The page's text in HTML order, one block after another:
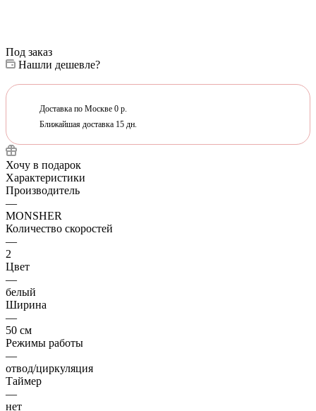
Под заказ
Нашли дешевле?
Доставка по Москве 0 р.
Ближайшая доставка 15 дн.
Хочу в подарок
Характеристики
Производитель
—
MONSHER
Количество скоростей
—
2
Цвет
—
белый
Ширина
—
50 см
Режимы работы
—
отвод/циркуляция
Таймер
—
нет